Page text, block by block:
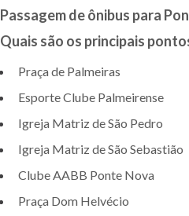
Passagem de ônibus para
Quais são os principais
Praça de Palmeiras
Esporte Clube Palmeirense
Igreja Matriz de São Pedro
Igreja Matriz de São Sebastião
Clube AABB Ponte Nova
Praça Dom Helvécio